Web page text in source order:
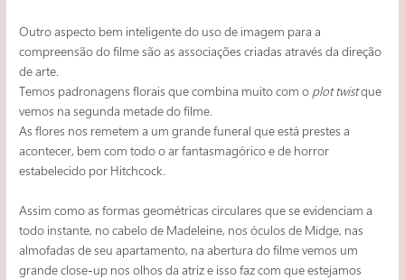
Outro aspecto bem inteligente do uso de imagem para a
compreensão do filme são as associações criadas através da direção
de arte.
Temos padronagens florais que combina muito com o plot twistque
vemos na segunda metade do filme.
As flores nos remetem a um grande funeral que está prestes a
acontecer, bem com todo o ar fantasmagórico e de horror
estabelecido por Hitchcock.
Assim como as formas geométricas circulares que se evidenciam a
todo instante, no cabelo de Madeleine, nos óculos de Midge, nas
almofadas de seu apartamento, na abertura do filme vemos um
grande close-up nos olhos da atriz e isso faz com que estejamos